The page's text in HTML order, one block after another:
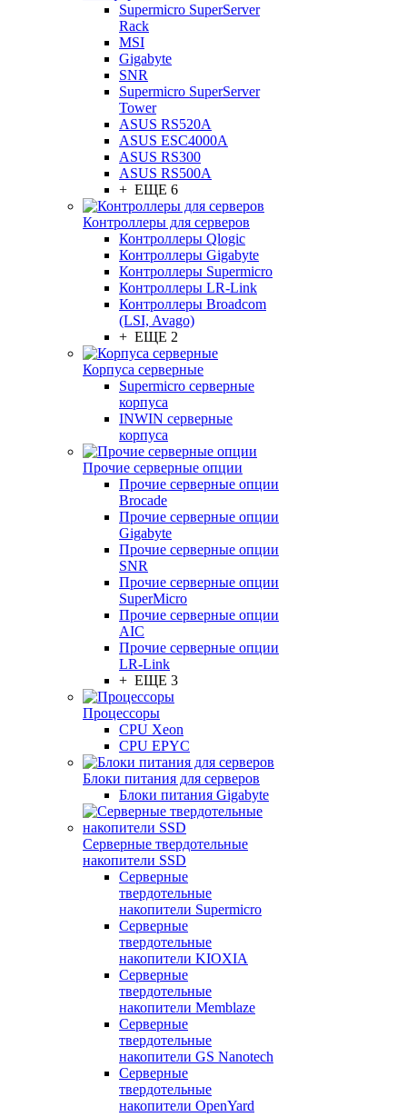
Supermicro SuperServer
Rack
MSI
Gigabyte
SNR
Supermicro SuperServer
Tower
ASUS RS520A
ASUS ESC4000A
ASUS RS300
ASUS RS500A
+ ЕЩЕ 6
Контроллеры для серверов
Контроллеры Qlogic
Контроллеры Gigabyte
Контроллеры Supermicro
Контроллеры LR-Link
Контроллеры Broadcom
(LSI, Avago)
+ ЕЩЕ 2
Корпуса серверные
Supermicro серверные
корпуса
INWIN серверные
корпуса
Прочие серверные опции
Прочие серверные опции
Brocade
Прочие серверные опции
Gigabyte
Прочие серверные опции
SNR
Прочие серверные опции
SuperMicro
Прочие серверные опции
AIC
Прочие серверные опции
LR-Link
+ ЕЩЕ 3
Процессоры
CPU Xeon
CPU EPYC
Блоки питания для серверов
Блоки питания Gigabyte
Серверные твердотельные
накопители SSD
Cерверные
твердотельные
накопители Supermicro
Cерверные
твердотельные
накопители KIOXIA
Cерверные
твердотельные
накопители Memblaze
Cерверные
твердотельные
накопители GS Nanotech
Серверные
твердотельные
накопители OpenYard